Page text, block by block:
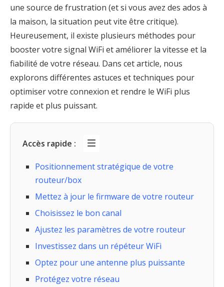
une source de frustration (et si vous avez des ados à
la maison, la situation peut vite être critique).
Heureusement, il existe plusieurs méthodes pour
booster votre signal WiFi et améliorer la vitesse et la
fiabilité de votre réseau. Dans cet article, nous
explorons différentes astuces et techniques pour
optimiser votre connexion et rendre le WiFi plus
rapide et plus puissant.
Accès rapide :
Positionnement stratégique de votre
routeur/box
Mettez à jour le firmware de votre routeur
Choisissez le bon canal
Ajustez les paramètres de votre routeur
Investissez dans un répéteur WiFi
Optez pour une antenne plus puissante
Protégez votre réseau